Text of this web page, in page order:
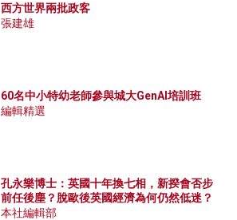
西方世界兩批政客
張建雄
60名中小特幼老師參與城大GenAI培訓班
編輯精選
孔永樂博士：英國十年換七相，新揆會否步
前任後塵？脫歐後英國經濟為何仍然低迷？
本社編輯部